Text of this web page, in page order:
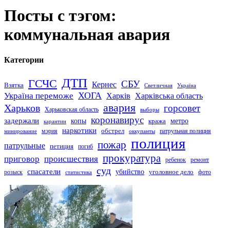
Посты с тэгом:
коммунальная авария
Категории
Взятка ГСЧС ДТП Кернес СБУ Светличная Україна
Україна переможе ХОГА Харків Харківська область
Харьков Харьковская область авария выборы горсовет
задержали карантин копы коронавирус кража метро
минирование мэрия наркотики обстрел оккупанты патрульная полиция
патрульные петиция погиб пожар полиция
приговор происшествия прокуратура ребенок
ремонт
розыск
спасатели статистика суд убийство уголовное дело фото